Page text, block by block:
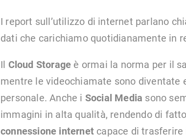
I report sull’utilizzo di internet parlano
dati che carichiamo quotidianamente in
Il Cloud Storage è ormai la norma per il
mentre le videochiamate sono diventate
personale. Anche i Social Media sono
immagini in alta qualità, rendendo di
connessione internet capace di